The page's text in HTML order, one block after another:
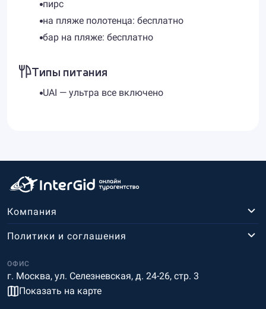
пирс
на пляже полотенца: бесплатно
бар на пляже: бесплатно
Типы питания
UAI — ультра все включено
Компания
ОФИС
г. Москва, ул. Селезневская, д. 24-26, стр. 3
Показать на карте
Политики и соглашения